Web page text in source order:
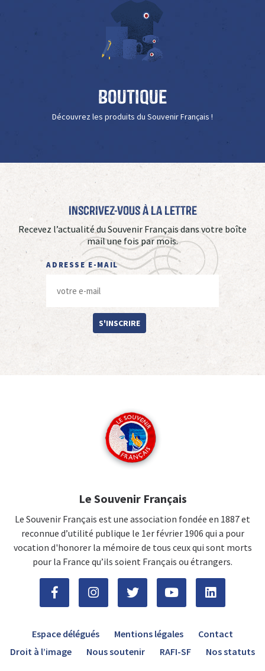
Boutique
Découvrez les produits du Souvenir Français !
Inscrivez-vous à La Lettre
Recevez l’actualité du Souvenir Français dans votre boîte
mail une fois par mois.
ADRESSE E-MAIL
S'INSCRIRE
Le Souvenir Français
Le Souvenir Français est une association fondée en 1887 et
reconnue d’utilité publique le 1er février 1906 qui a pour
vocation d'honorer la mémoire de tous ceux qui sont morts
pour la France qu’ils soient Français ou étrangers.
Espace délégués Mentions légales
Contact
Droit à l’image
Nous soutenir RAFI-SF Nos statuts